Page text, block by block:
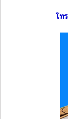
โท